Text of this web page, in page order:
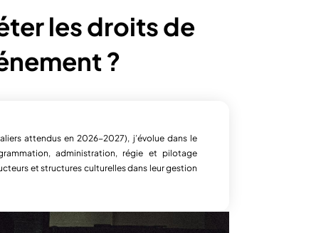
les droits de
?
attendus en 2026-2027), j’évolue dans le
administration, régie et pilotage
et structures culturelles dans leur gestion